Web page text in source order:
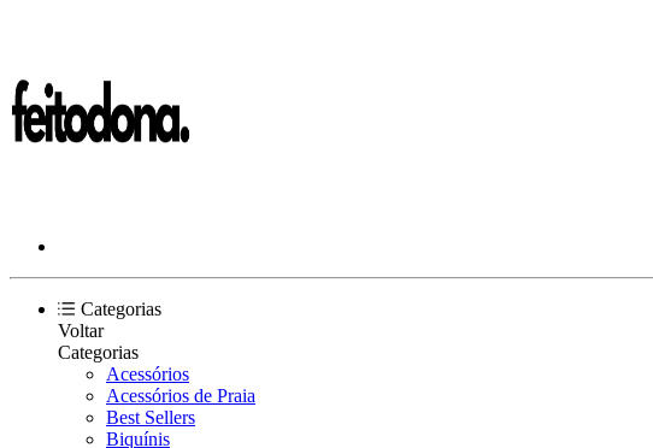
Categorias
Voltar
Categorias
Acessórios
Acessórios de Praia
Best Sellers
Biquínis